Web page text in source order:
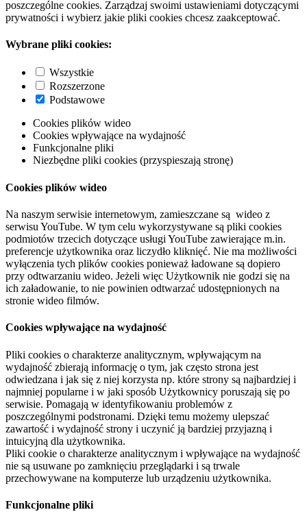
poszczególne cookies. Zarządzaj swoimi ustawieniami dotyczącymi
prywatności i wybierz jakie pliki cookies chcesz zaakceptować.
Wybrane pliki cookies:
Wszystkie
Rozszerzone
Podstawowe
Cookies plików wideo
Cookies wpływające na wydajność
Funkcjonalne pliki
Niezbędne pliki cookies (przyspieszają stronę)
Cookies plików wideo
Na naszym serwisie internetowym, zamieszczane są wideo z
serwisu YouTube. W tym celu wykorzystywane są pliki cookies
podmiotów trzecich dotyczące usługi YouTube zawierające m.in.
preferencje użytkownika oraz liczydło kliknięć. Nie ma możliwości
wyłączenia tych plików cookies ponieważ ładowane są dopiero
przy odtwarzaniu wideo. Jeżeli więc Użytkownik nie godzi się na
ich załadowanie, to nie powinien odtwarzać udostępnionych na
stronie wideo filmów.
Cookies wpływające na wydajność
Pliki cookies o charakterze analitycznym, wpływającym na
wydajność zbierają informację o tym, jak często strona jest
odwiedzana i jak się z niej korzysta np. które strony są najbardziej i
najmniej popularne i w jaki sposób Użytkownicy poruszają się po
serwisie. Pomagają w identyfikowaniu problemów z
poszczególnymi podstronami. Dzięki temu możemy ulepszać
zawartość i wydajność strony i uczynić ją bardziej przyjazną i
intuicyjną dla użytkownika.
Pliki cookie o charakterze analitycznym i wpływające na wydajność
nie są usuwane po zamknięciu przeglądarki i są trwale
przechowywane na komputerze lub urządzeniu użytkownika.
Funkcjonalne pliki